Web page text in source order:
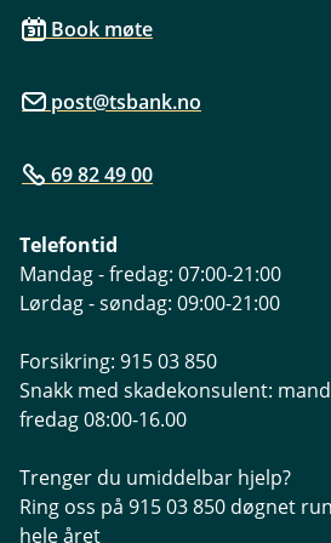
Book møte
post@tsbank.no
69 82 49 00
Telefontid
Mandag - fredag: 07:00-21:00
Lørdag - søndag: 09:00-21:00
Forsikring: 915 03 850
Snakk med skadekonsulent:
fredag 08:00-16.00
Trenger du umiddelbar hjelp?
Ring oss på 915 03 850 døgnet
hele året